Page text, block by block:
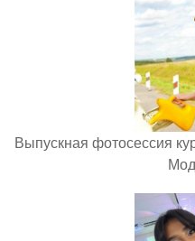
Выпускная фотосессия